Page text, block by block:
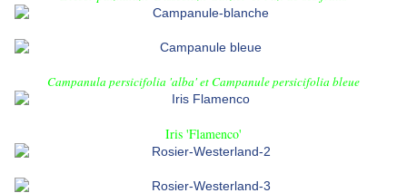
Campanula persicifolia 'alba'et Campanule persicifolia bleue
Iris 'Flamenco'